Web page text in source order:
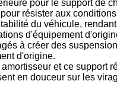
pour le support de
résister aux
du véhicule,
d'équipement
à créer des
d'origine.
et ce support
en douceur sur les